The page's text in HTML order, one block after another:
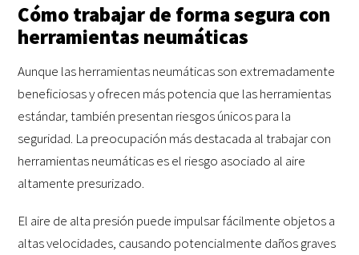
Cómo trabajar de forma segura con
herramientas neumáticas
Aunque las herramientas neumáticas son extremadamente
beneficiosas y ofrecen más potencia que las herramientas
estándar, también presentan riesgos únicos para la
seguridad. La preocupación más destacada al trabajar con
herramientas neumáticas es el riesgo asociado al aire
altamente presurizado.
El aire de alta presión puede impulsar fácilmente objetos a
altas velocidades, causando potencialmente daños graves